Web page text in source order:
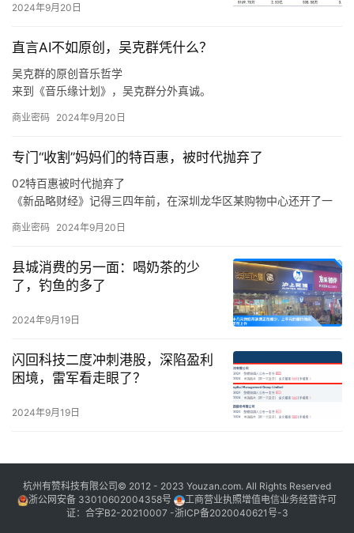
费者带来什么样的不同呢，这些是我们要去思考的。
2024年9月20日
直言AI不如原创，吴克群凭什么？
吴克群的原创音乐哲学
来到《音乐缘计划》，吴克群分外真诚。
是源自于他与原创音乐人之间的惺惺相惜。
目的嘉宾，他也是作为一名原创音乐人出现在舞台上，让一切热爱
与纯粹都具象化。
于是，面对当下音乐生态的顽疾，新生代音乐人的困境，吴克群会
商业密码 2024年9月20日
专门“收割”妈妈们的特百惠，被时代抛弃了
02特百惠被时代抛弃了
《新品略财经》记得三四年前，在深圳龙华区某购物中心还开了一
卖得还不错。
的产物，这与消费环境、消费需求、市场竞争，乃至是与特百惠的
传统商业模式等各方面密切相关。
从产品层面来说，特百惠是化学科技运用到日用物品的代表案例，
在特百惠诞生的年代，家庭有着食物保鲜难的痛点，特别是在冰箱
商业密码 2024年9月20日
县城消费的另一面：喝奶茶的少
了，钓鱼的多了
2024年9月19日
闪回科技二度冲刺港股，深陷盈利
困境，雷军看走眼了？
2024年9月19日
杭州有赞科技有限公司© 2012 - 2023 Youzan.com. All Rights Reserved
浙公网安备 33010602004358号
工商营业执照增值电信业务经营许可
证：合字B2-20210007 -浙ICP备2020040621号-3